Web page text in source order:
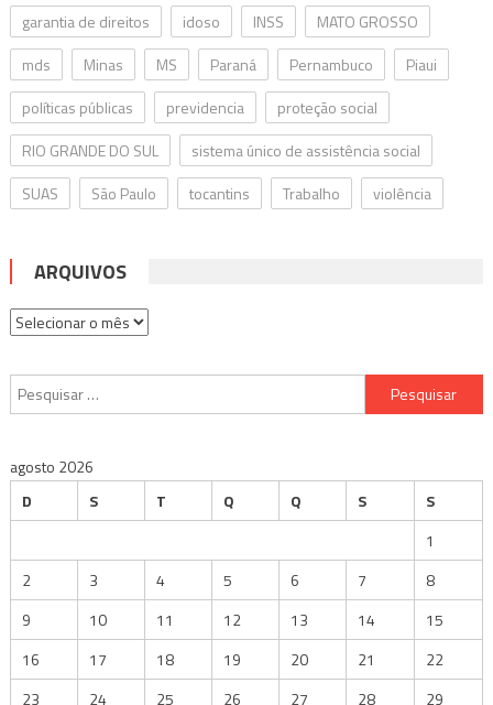
garantia de direitos
idoso INSS
MATO GROSSO
mds
Minas MS Paraná Pernambuco
Piaui
políticas públicas
previdencia
proteção social
RIO GRANDE DO SUL
sistema único de assistência social
SUAS
São Paulo tocantins Trabalho violência
ARQUIVOS
Arquivos
Pesquisar
por:
agosto 2026
D
S T Q Q S
S
1
2
3 4 5 6 7
8
9
10 11 12 13 14
15
16
17 18 19 20 21
22
23
24 25 26 27 28 29